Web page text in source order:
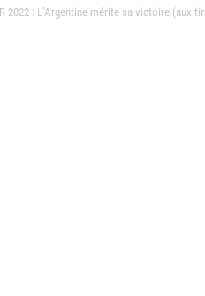
2022 : L’Argentine mérite sa victoire (aux